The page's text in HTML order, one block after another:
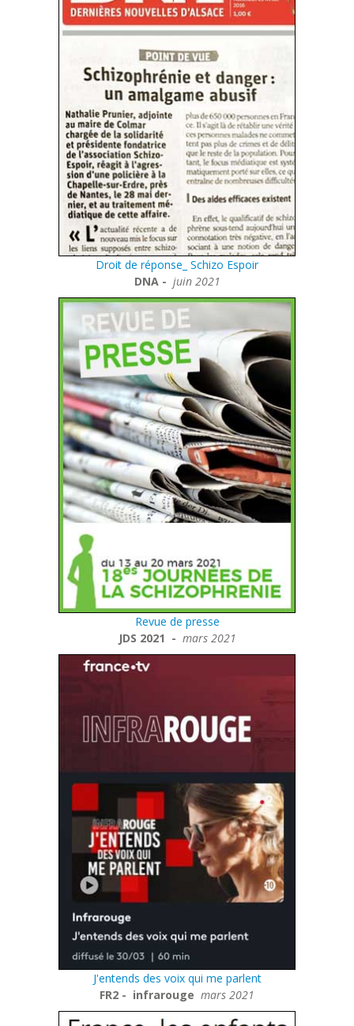
Droit de réponse_ Schizo Espoir
DNA - juin 2021
Revue de presse
JDS 2021 - mars 2021
J'entends des voix qui me parlent
FR2 - infrarouge mars 2021